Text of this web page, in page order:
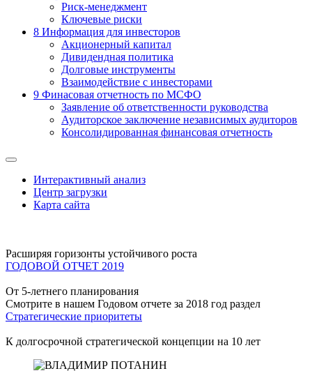
Риск-менеджмент
Ключевые риски
8 Информация для инвесторов
Акционерный капитал
Дивидендная политика
Долговые инструменты
Взаимодействие с инвеcторами
9 Финасовая отчетность по МСФО
Заявление об ответственности руководства
Аудиторское заключение независимых аудиторов
Консолидированная финансовая отчетность
Интерактивный анализ
Центр загрузки
Карта сайта
Расширяя горизонты устойчивого роста
ГОДОВОЙ ОТЧЕТ 2019
От 5-летнего планирования
Смотрите в нашем Годовом отчете за 2018 год раздел
Стратегические приоритеты
К долгосрочной стратегической концепции на 10 лет